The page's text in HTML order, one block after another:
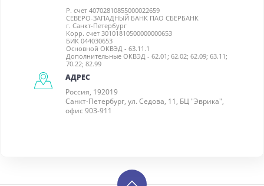
АДРЕС
Россия, 192019
Санкт-Петербург, ул. Седова, 11, БЦ "Эврика",
офис 903-911
Р. счет 40702810855000022659
СЕВЕРО-ЗАПАДНЫЙ БАНК ПАО СБЕРБАНК
г. Санкт-Петербург
Корр. счет 30101810500000000653
БИК 044030653
Основной ОКВЭД - 63.11.1
Дополнительные ОКВЭД - 62.01; 62.02; 62.09; 63.11;
70.22; 82.99